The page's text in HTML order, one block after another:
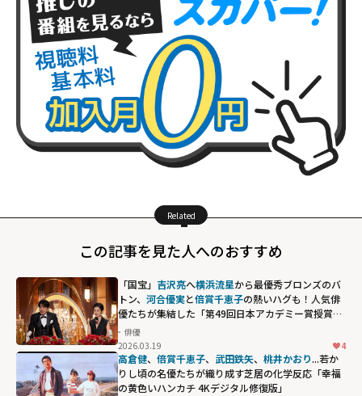
Related
この記事を見た人へのおすすめ
「国宝」 吉沢亮へ横浜流星から最優秀ブロンズのバ
トン、 河合優実と倍賞千恵子の熱いハグも！人気俳
優たちが集結した「第49回日本アカデミー賞授賞
式」の名場面
俳優
2026.03.19
4
高倉健、 倍賞千恵子、 武田鉄矢、 桃井かおり...若か
りし頃の名優たちが織り成す芝居の化学反応「幸福
の黄色いハンカチ 4Kデジタル修復版」